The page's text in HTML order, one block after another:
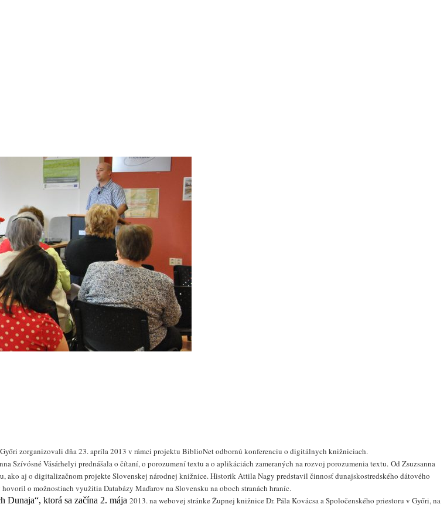
zorganizovali dňa 23. apríla2013 v rámci projektu BiblioNetodbornú konferenciu o digitálnych knižniciach.
Szívósné Vásárhelyi prednášala o čítaní, o porozumení textu a o aplikáciách zameraných na rozvoj porozumenia textu. Od Zsuzsanna
ako aj o digitalizačnom projekte Slovenskej národnej knižnice. Historik Attila Nagy predstavil činnosťdunajskostredského dátového
hovoril o možnostiach využitia Databázy Maďarov na Slovensku na oboch stranách hraníc.
Dunaja“, ktorá sa začína 2. mája 2013.na webovej stránkeŽupnej knižniceDr. Pála Kovácsa a Spoločenského priestoru v Győri,na